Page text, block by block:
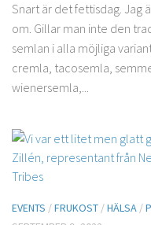
Snart är det fettisdag. Jag
om. Gillar man inte den
semlan i alla möjliga
cremla, tacosemla,
wienersemla,...
EVENTS /FRUKOST /HÄLSA /